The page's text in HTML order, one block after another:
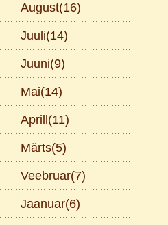
August(16)
Juuli(14)
Juuni(9)
Mai(14)
Aprill(11)
Märts(5)
Veebruar(7)
Jaanuar(6)